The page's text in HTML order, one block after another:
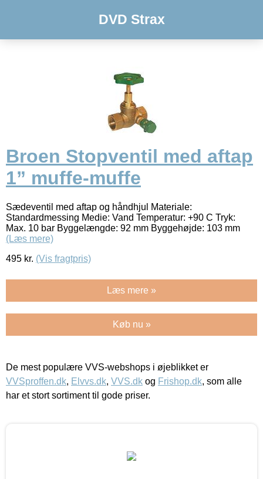
DVD Strax
Broen Stopventil med aftap
1” muffe-muffe
Sædeventil med aftap og håndhjul Materiale:
Standardmessing Medie: Vand Temperatur: +90 C Tryk:
Max. 10 bar Byggelængde: 92 mm Byggehøjde: 103 mm
(Læs mere)
495 kr. (Vis fragtpris)
Læs mere »
Køb nu »
De mest populære VVS-webshops i øjeblikket er
VVSproffen.dk, Elvvs.dk, VVS.dk og Frishop.dk, som alle
har et stort sortiment til gode priser.